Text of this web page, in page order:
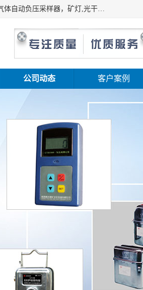
山东振达工矿设备有限公司是集科研开发、生产加工、电子商务为一体的技术型企业,公司主营:气体自动负压采样器，矿灯,光干涉甲烷测定器及其校验仪,甲烷报警仪及其校验装置,甲烷传感器校验装置,粉尘校验装置,煤尘爆炸校验装置,高压水表,三点测径规,圆型规,钢规磨耗仪,第四种检查器,内距尺,轮径尺,样板等铁路配件仪表,矿用设备等产品.
公司动态 客户案例